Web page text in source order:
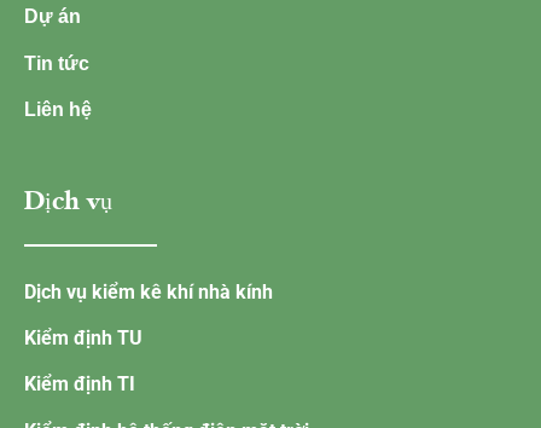
Dự án
Tin tức
Liên hệ
Dịch vụ
Dịch vụ kiểm kê khí nhà kính
Kiểm định TU
Kiểm định TI